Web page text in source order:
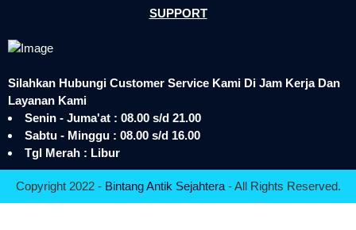
SUPPORT
Silahkan Hubungi Customer Service Kami Di Jam Kerja Dan
Layanan Kami
Senin - Juma'at : 08.00 s/d 21.00
Sabtu - Minggu : 08.00 s/d 16.00
Tgl Merah : Libur
Copyright 2022 - Bintang Antik Sejahtera- All Rights Reserved.